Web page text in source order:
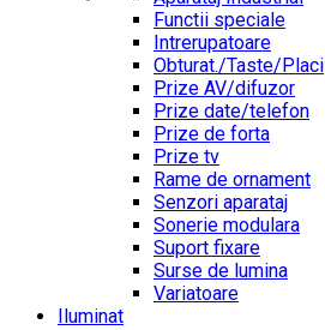
Functii speciale
Intrerupatoare
Obturat./Taste/Placi
Prize AV/difuzor
Prize date/telefon
Prize de forta
Prize tv
Rame de ornament
Senzori aparataj
Sonerie modulara
Suport fixare
Surse de lumina
Variatoare
Iluminat